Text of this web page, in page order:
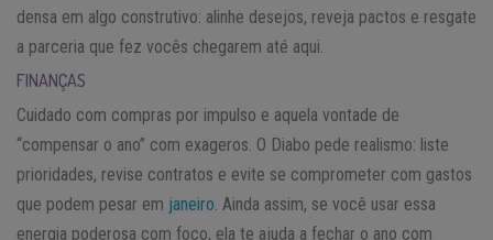
densa em algo construtivo: alinhe desejos, reveja pactos e resgate
a parceria que fez vocês chegarem até aqui.
FINANÇAS
Cuidado com compras por impulso e aquela vontade de
“compensar o ano” com exageros. O Diabo pede realismo: liste
prioridades, revise contratos e evite se comprometer com gastos
que podem pesar em janeiro . Ainda assim, se você usar essa
energia poderosa com foco, ela te ajuda a fechar o ano com